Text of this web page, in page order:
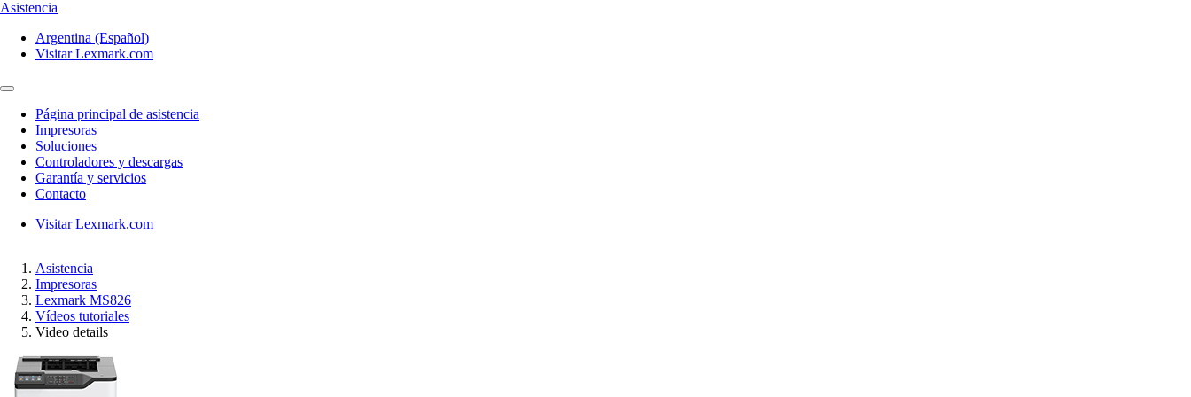
Asistencia
Argentina (Español)
Visitar Lexmark.com
Página principal de asistencia
Impresoras
Soluciones
Controladores y descargas
Garantía y servicios
Contacto
Visitar Lexmark.com
Asistencia
Impresoras
Lexmark MS826
Vídeos tutoriales
Video details